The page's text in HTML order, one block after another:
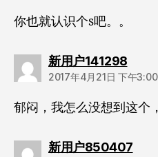
你也就认识个s吧。。
新用户141298说：
2017年4月21日 下午3:00
郁闷，我怎么没想到这个
新用户850407说：